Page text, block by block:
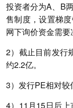
投资者分为A、B
售制度，设置梯
网下询价资金需
2）截止目前发行
约2.2亿。
3）发行PE相对较
4）11月15日后